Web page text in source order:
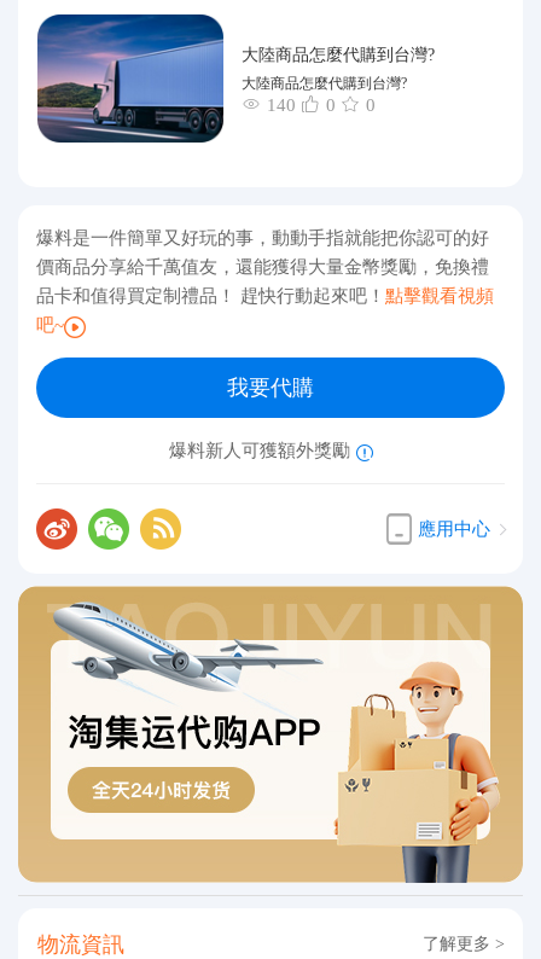
大陸商品怎麼代購到台灣?
大陸商品怎麼代購到台灣?
140 0 0
爆料是一件簡單又好玩的事，動動手指就能把你認可的好
價商品分享給千萬值友，還能獲得大量金幣獎勵，免換禮
品卡和值得買定制禮品！ 趕快行動起來吧！ 點擊觀看視頻
吧~
我要代購
爆料新人可獲額外獎勵
應用中心
物流資訊 了解更多 >